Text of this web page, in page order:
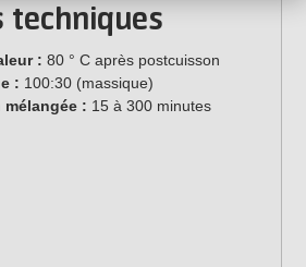
techniques
: 80 ° C après postcuisson
: 100:30 (massique)
: 15 à 300 minutes